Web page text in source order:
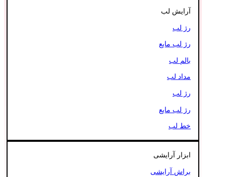
آرایش لب
رژ لب
رژ لب مایع
بالم لب
مداد لب
رژ لب
رژ لب مایع
خط لب
ابزار آرایشی
براش آرایشی